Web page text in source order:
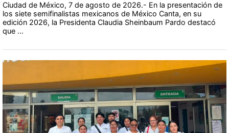
Ciudad de México, 7 de agosto de 2026.- En la presentación de
los siete semifinalistas mexicanos de México Canta, en su
edición 2026, la Presidenta Claudia Sheinbaum Pardo destacó
que ...